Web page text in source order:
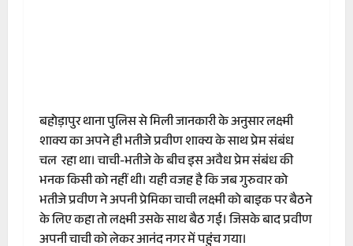
बहोड़ापुर थाना पुलिस से मिली जानकारी के अनुसार लक्ष्मी
शाक्य का अपने ही भतीजे प्रवीण शाक्य के साथ प्रेम संबंध
चल रहा था। चाची-भतीजे के बीच इस अवैध प्रेम संबंध की
भनक किसी को नहीं थी। यही वजह है कि जब गुरुवार को
भतीजे प्रवीण ने अपनी प्रेमिका चाची लक्ष्मी को बाइक पर बैठने
के लिए कहा तो लक्ष्मी उसके साथ बैठ गई। जिसके बाद प्रवीण
अपनी चाची को लेकर आनंद नगर में पहुंच गया।